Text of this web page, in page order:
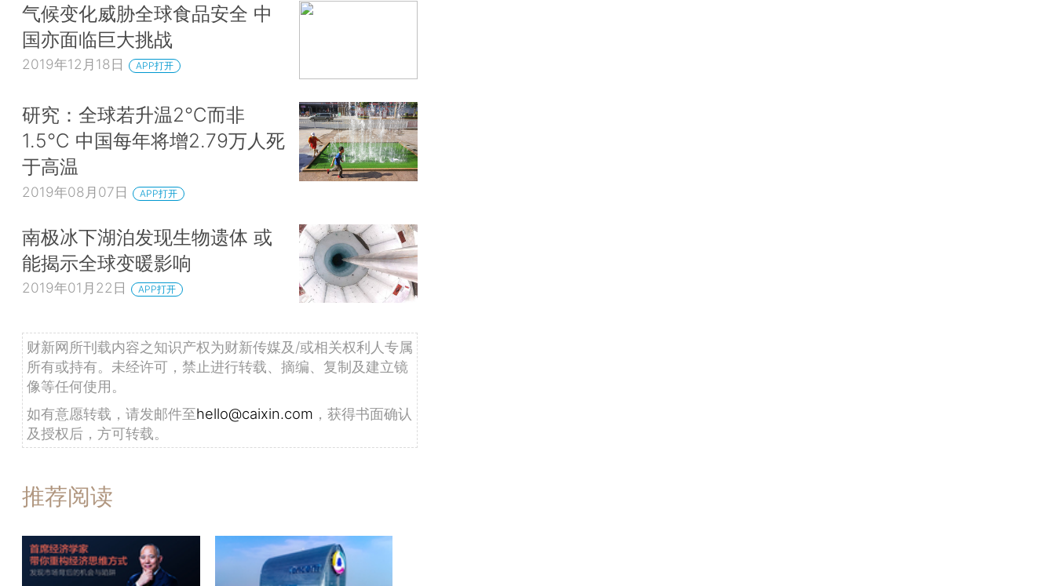
气候变化威胁全球食品安全 中
国亦面临巨大挑战
2019年12月18日 APP打开
研究：全球若升温2℃而非
1.5℃ 中国每年将增2.79万人死
于高温
2019年08月07日 APP打开
南极冰下湖泊发现生物遗体 或
能揭示全球变暖影响
2019年01月22日 APP打开
财新网所刊载内容之知识产权为财新传媒及/或相关权利人专属
所有或持有。未经许可，禁止进行转载、摘编、复制及建立镜
像等任何使用。
如有意愿转载，请发邮件至hello@caixin.com ，获得书面确认
及授权后，方可转载。
推荐阅读